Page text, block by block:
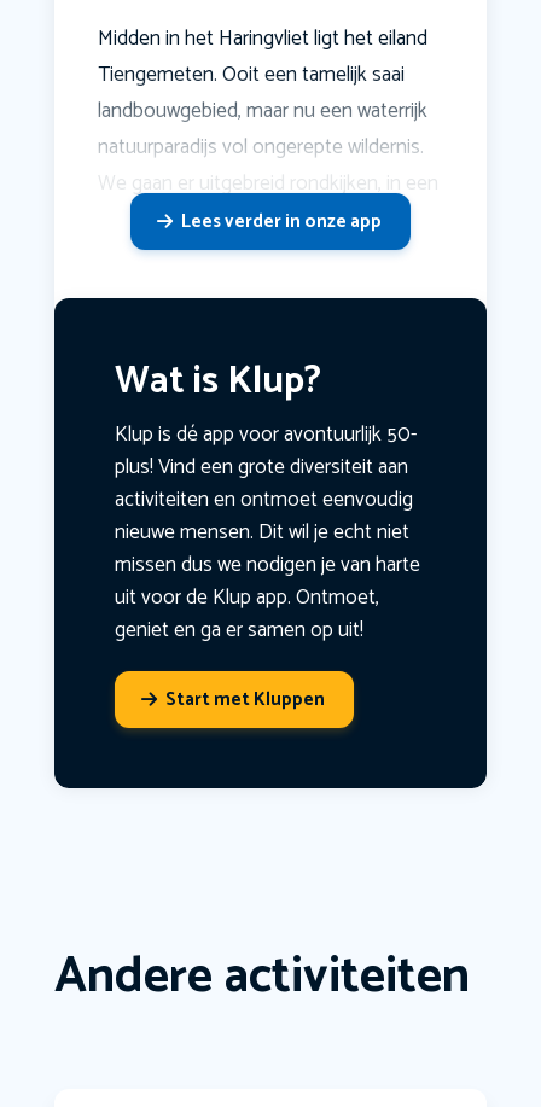
Midden in het Haringvliet ligt het eiland
Tiengemeten. Ooit een tamelijk saai
landbouwgebied, maar nu een waterrijk
natuurparadijs vol ongerepte wildernis.
We gaan er uitgebreid rondkijken, in een
Lees verder in onze app
Wat is Klup?
Klup is dé app voor avontuurlijk 50-
plus! Vind een grote diversiteit aan
activiteiten en ontmoet eenvoudig
nieuwe mensen. Dit wil je echt niet
missen dus we nodigen je van harte
uit voor de Klup app. Ontmoet,
geniet en ga er samen op uit!
Start met Kluppen
Andere activiteiten